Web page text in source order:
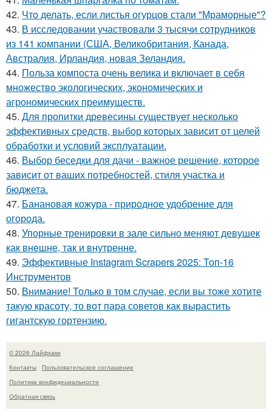
42. Что делать, если листья огурцов стали "Мраморные"?
43. В исследовании участвовали 3 тысячи сотрудников
из 141 компании (США, Великобритания, Канада,
Австралия, Ирландия, новая Зеландия.
44. Польза компоста очень велика и включает в себя
множество экологических, экономических и
агрономических преимуществ.
45. Для пропитки древесины существует несколько
эффективных средств, выбор которых зависит от целей
обработки и условий эксплуатации.
46. Выбор беседки для дачи - важное решение, которое
зависит от ваших потребностей, стиля участка и
бюджета.
47. Банановая кожура - природное удобрение для
огорода.
48. Упорные тренировки в зале сильно меняют девушек
как внешне, так и внутренне.
49. Эффективные Instagram Scrapers 2025: Топ-16
Инструментов
50. Внимание! Только в том случае, если вы тоже хотите
такую красоту, то вот пара советов как вырастить
гигантскую гортензию.
© 2026 Лайфхаки
Контакты
Пользовательское соглашение
Политика конфидециальности
Обратная связь